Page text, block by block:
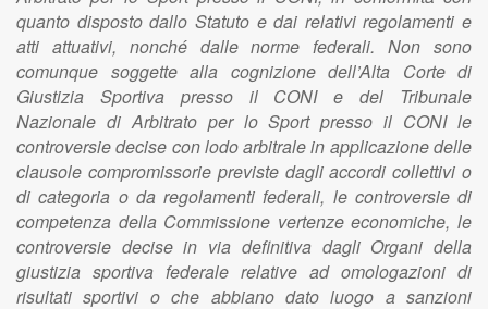
quanto disposto dallo Statuto e dai relativi regolamenti e
atti attuativi, nonché dalle norme federali. Non sono
comunque soggette alla cognizione dell’Alta Corte di
Giustizia Sportiva presso il CONI e del Tribunale
Nazionale di Arbitrato per lo Sport presso il CONI le
controversie decise con lodo arbitrale in applicazione delle
clausole compromissorie previste dagli accordi collettivi o
di categoria o da regolamenti federali, le controversie di
competenza della Commissione vertenze economiche, le
controversie decise in via definitiva dagli Organi della
giustizia sportiva federale relative ad omologazioni di
risultati sportivi o che abbiano dato luogo a sanzioni